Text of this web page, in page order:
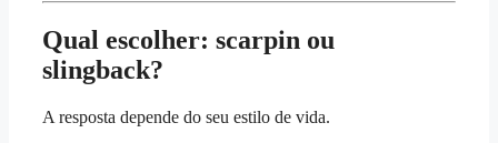
Qual escolher: scarpin ou
slingback?
A resposta depende do seu estilo de vida.